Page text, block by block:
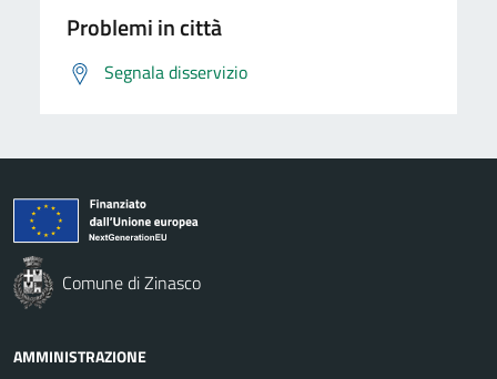
Problemi in città
Segnala disservizio
Comune di Zinasco
AMMINISTRAZIONE